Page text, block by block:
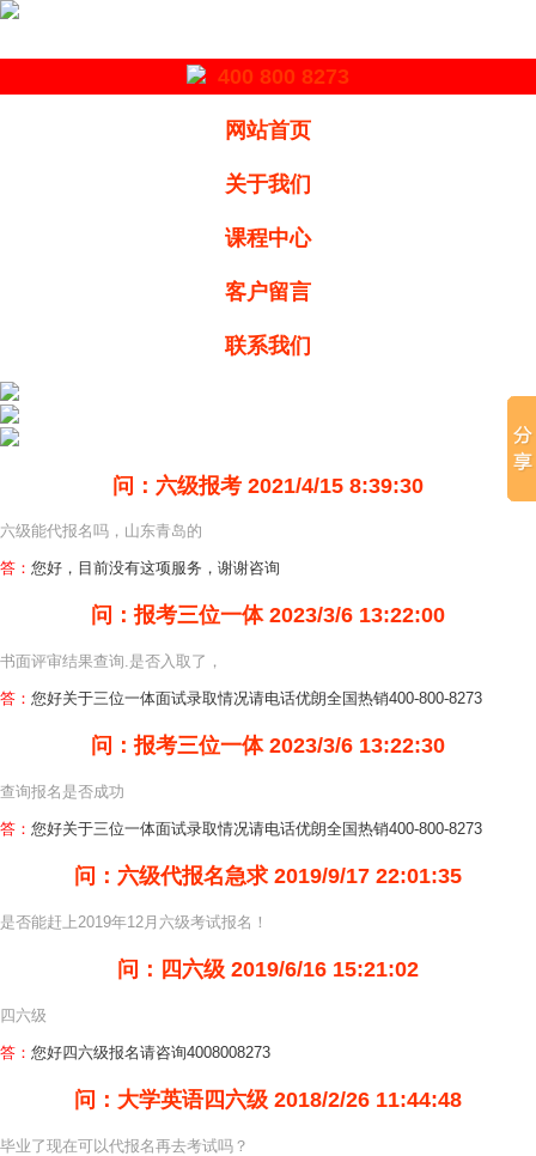
400 800 8273
网站首页
关于我们
课程中心
客户留言
联系我们
问：六级报考 2021/4/15 8:39:30
六级能代报名吗，山东青岛的
答： 您好，目前没有这项服务，谢谢咨询
问：报考三位一体 2023/3/6 13:22:00
书面评审结果查询.是否入取了，
答： 您好关于三位一体面试录取情况请电话优朗全国热销400-800-8273
问：报考三位一体 2023/3/6 13:22:30
查询报名是否成功
答： 您好关于三位一体面试录取情况请电话优朗全国热销400-800-8273
问：六级代报名急求 2019/9/17 22:01:35
是否能赶上2019年12月六级考试报名！
问：四六级 2019/6/16 15:21:02
四六级
答： 您好四六级报名请咨询4008008273
问：大学英语四六级 2018/2/26 11:44:48
毕业了现在可以代报名再去考试吗？